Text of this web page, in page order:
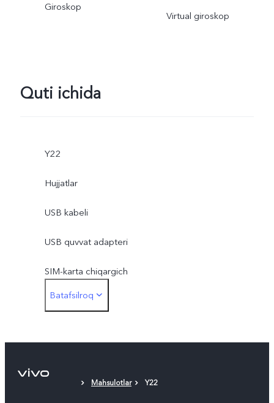
Giroskop
Virtual giroskop
Quti ichida
Y22
Hujjatlar
USB kabeli
USB quvvat adapteri
SIM-karta chiqargich
Telefon gʻilofi
Batafsilroq
Mahsulotlar Y22